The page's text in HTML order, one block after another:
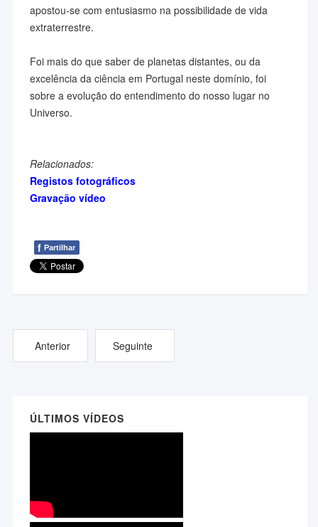
apostou-se com entusiasmo na possibilidade de vida
extraterrestre.
Foi mais do que saber de planetas distantes, ou da
excelência da ciência em Portugal neste domínio, foi
sobre a evolução do entendimento do nosso lugar no
Universo.
Relacionados:
Registos fotográficos
Gravação vídeo
f Partilhar
Anterior Seguinte
ÚLTIMOS VÍDEOS